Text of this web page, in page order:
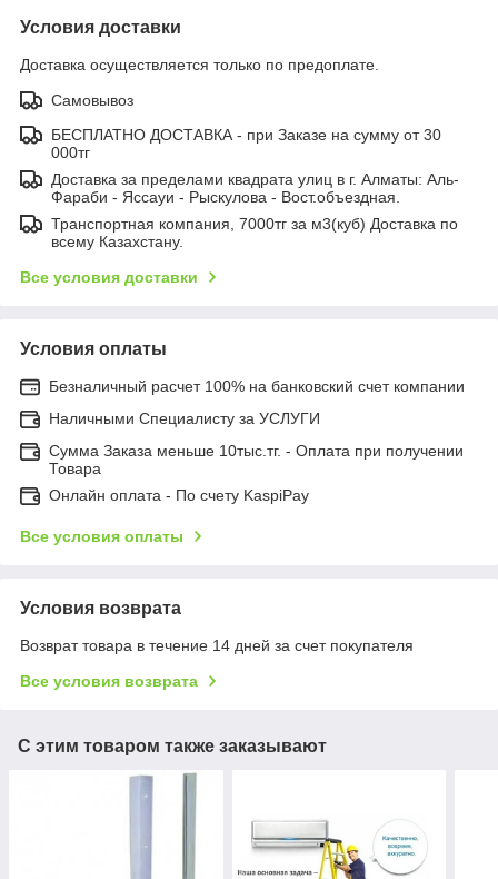
Условия доставки
Доставка осуществляется только по предоплате.
Самовывоз
БЕСПЛАТНО ДОСТАВКА - при Заказе на сумму от 30
000тг
Доставка за пределами квадрата улиц в г. Алматы: Аль-
Фараби - Яссауи - Рыскулова - Вост.объездная.
Транспортная компания, 7000тг за м3(куб) Доставка по
всему Казахстану.
Все условия доставки
Условия оплаты
Безналичный расчет 100% на банковский счет компании
Наличными Специалисту за УСЛУГИ
Сумма Заказа меньше 10тыс.тг. - Оплата при получении
Товара
Онлайн оплата - По счету KaspiPay
Все условия оплаты
Условия возврата
Возврат товара в течение 14 дней за счет покупателя
Все условия возврата
С этим товаром также заказывают